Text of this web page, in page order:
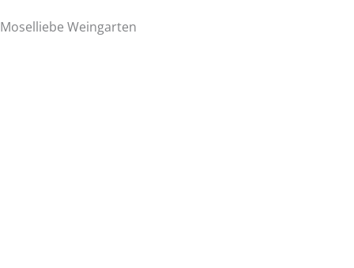
Moselliebe Weingarten